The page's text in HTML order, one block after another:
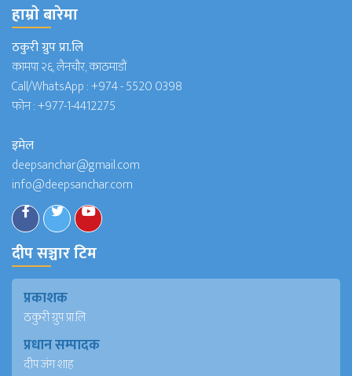
हाम्राे बारेमा
ठकुरी ग्रुप प्रा.लि
कामपा २६, लैनचौर, काठमाडौं
Call/WhatsApp :+974 - 5520 0398
फोन :+977-1-4412275
इमेल
deepsanchar@gmail.com
info@deepsanchar.com
दीप सञ्चार टिम
प्रकाशक
ठकुरी ग्रुप प्रा.लि
प्रधान सम्पादक
दीप जंग शाह